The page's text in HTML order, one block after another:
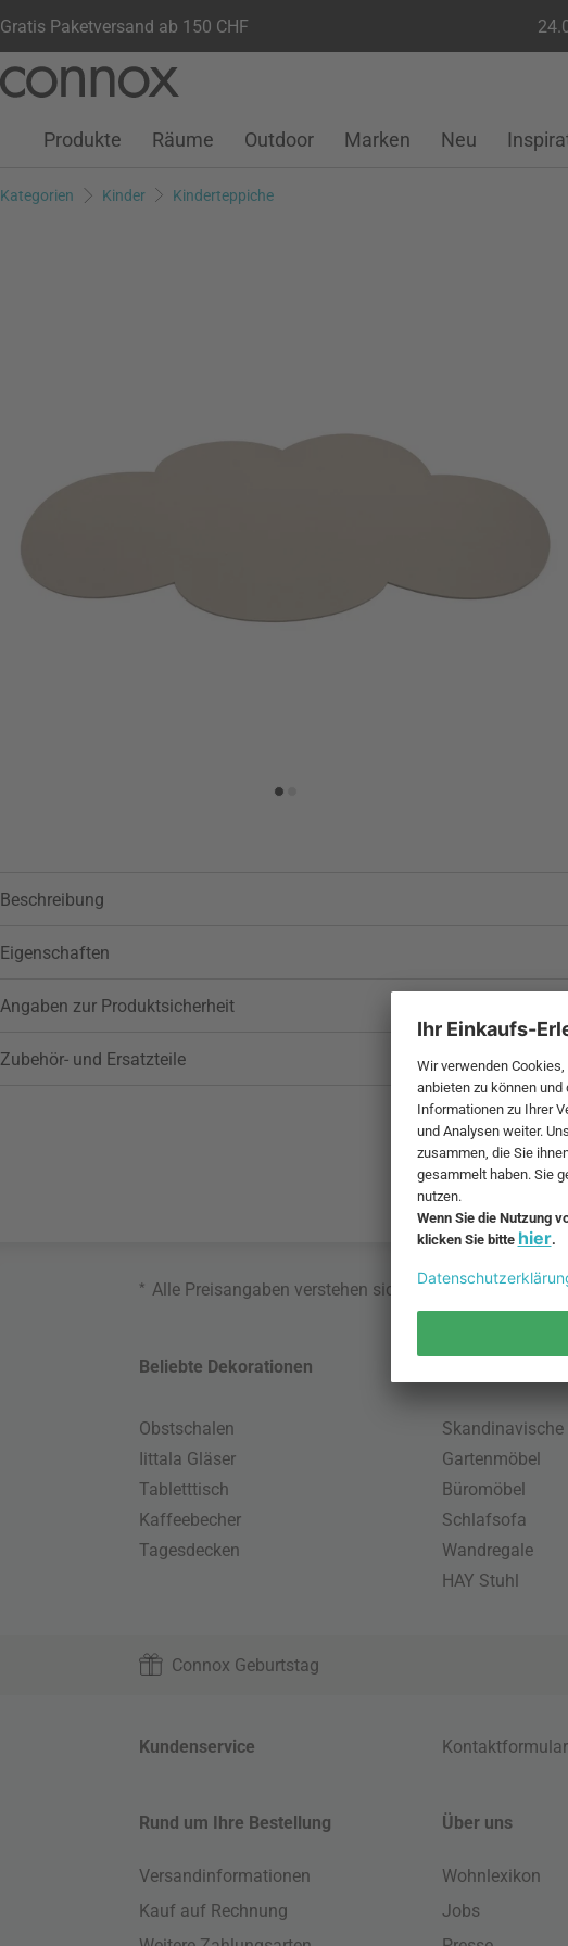
Gratis Paketversand ab 150 CHF
Seiteninhalt
Suchfeld
Kundenkonto
Wunschliste
Warenkorb
Produkte Räume Outdoor Marken Neu
Kategorien Kinder Kinderteppiche
Beschreibung
Eigenschaften
Angaben zur Produktsicherheit
Zubehör- und Ersatzteile
* Alle Preisangaben verstehen sich inklusive MwSt.
Beliebte Dekorationen
Obstschalen
Iittala Gläser
Tabletttisch
Kaffeebecher
Tagesdecken
Skandinavische
Gartenmöbel
Büromöbel
Schlafsofa
Wandregale
HAY Stuhl
Connox Geburtstag
Kundenservice Kontaktformular
Rund um Ihre Bestellung
Versandinformationen
Kauf auf Rechnung
Über uns
Wohnlexikon
Jobs